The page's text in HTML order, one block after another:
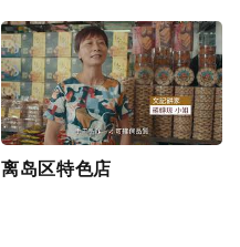
离岛区特色店